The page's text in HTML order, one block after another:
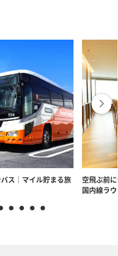
ス｜マイル貯まる旅
空飛ぶ前
国内線ラ